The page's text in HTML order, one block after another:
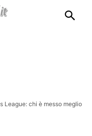
League: chi è messo meglio